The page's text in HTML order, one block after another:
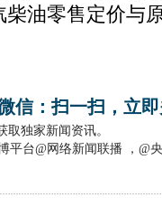
油零售定价与
信：扫一扫，立
独家新闻资讯。
平台@网络新闻联播 ，@